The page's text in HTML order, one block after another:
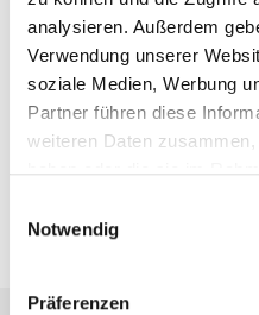
analysieren. Außerdem
Verwendung unserer
soziale Medien, Werbung
Partner führen diese
weiteren Daten
haben oder die sie im
Notwendig
Präferenzen
BESUCHEN SIE